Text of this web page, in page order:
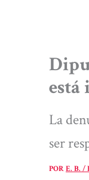
está
La
ser
PORE. B. /